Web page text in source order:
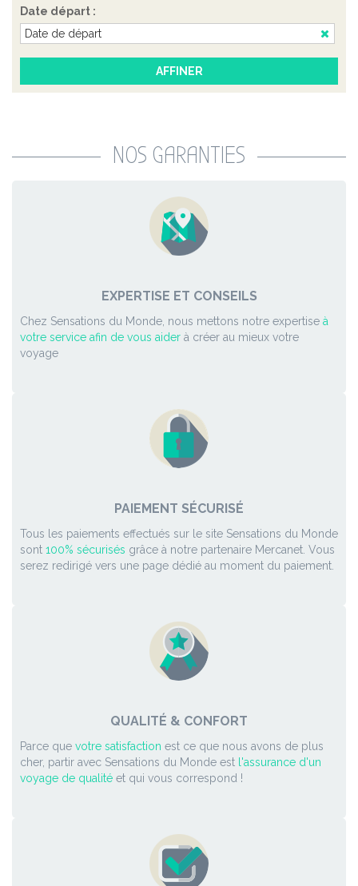
Date départ :
NOS GARANTIES
EXPERTISE ET CONSEILS
Chez Sensations du Monde, nous mettons notre expertise à
votre service afin de vous aider à créer au mieux votre
voyage
PAIEMENT SÉCURISÉ
Tous les paiements effectués sur le site Sensations du Monde
sont 100% sécurisés grâce à notre partenaire Mercanet. Vous
serez redirigé vers une page dédié au moment du paiement.
QUALITÉ & CONFORT
Parce que votre satisfaction est ce que nous avons de plus
cher, partir avec Sensations du Monde est l'assurance d'un
voyage de qualité et qui vous correspond !